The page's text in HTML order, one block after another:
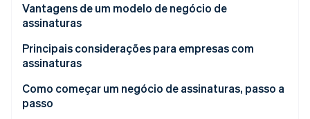
Vantagens de um modelo de negócio de
assinaturas
Principais considerações para empresas com
assinaturas
Como começar um negócio de assinaturas, passo a
passo